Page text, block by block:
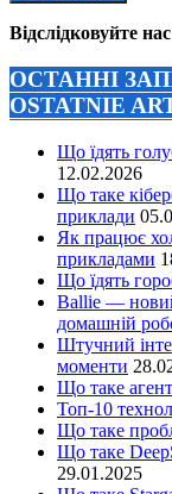
Відслідковуйте
ОСТАННІ
OSTATNIE
Що їдять
12.02.2026
Що таке
приклади
Як працює
прикладами
Що їдять
Ballie —
домашній
Штучний
моменти
Що таке
Топ-10
Що таке
Що таке
29.01.2025